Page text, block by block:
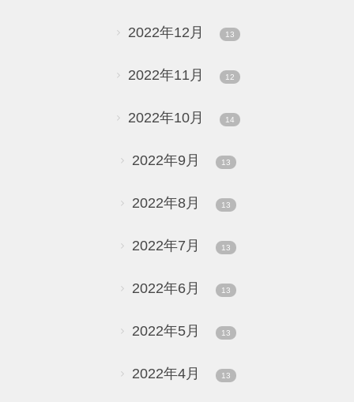
2022年12月 13
2022年11月 12
2022年10月 14
2022年9月 13
2022年8月 13
2022年7月 13
2022年6月 13
2022年5月 13
2022年4月 13